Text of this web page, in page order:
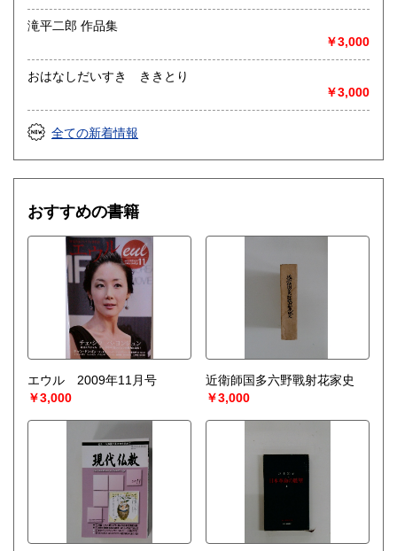
滝平二郎 作品集
￥3,000
おはなしだいすき ききとり
￥3,000
全ての新着情報
おすすめの書籍
エウル 2009年11月号
￥3,000
近衛師国多六野戰射花家史
￥3,000